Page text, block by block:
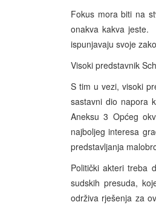
Fokus mora biti na
onakva kakva jeste.
ispunjavaju svoje
Visoki predstavnik
S tim u vezi, visoki
sastavni dio napora
Aneksu 3 Općeg
najboljeg interesa
predstavljanja
Politički akteri treba
sudskih presuda,
održiva rješenja za